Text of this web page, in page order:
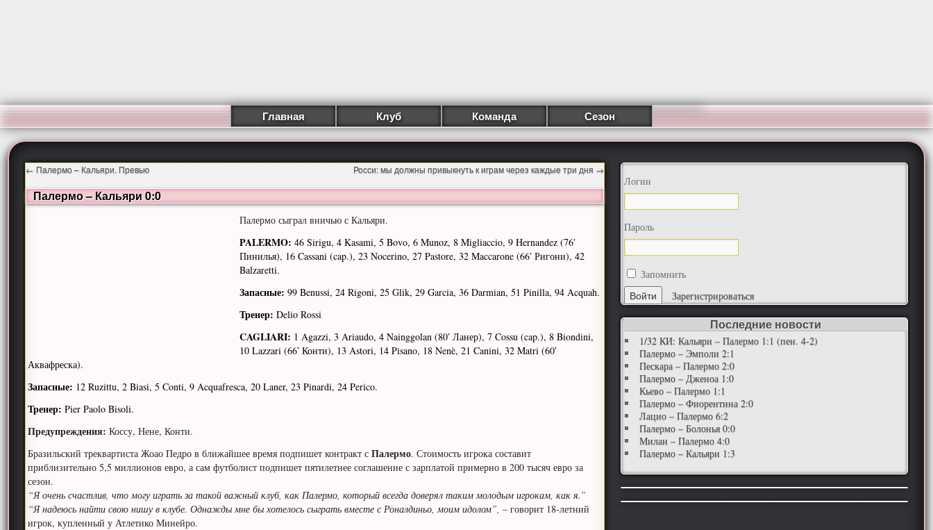
Главная Клуб Команда Сезон
← Палермо – Кальяри. Превью Росси: мы должны привыкнуть к играм через каждые три дня →
Палермо – Кальяри 0:0
Палермо сыграл вничью с Кальяри.
PALERMO: 46 Sirigu, 4 Kasami, 5 Bovo, 6 Munoz, 8 Migliaccio, 9 Hernandez (76′
Пинилья), 16 Cassani (cap.), 23 Nocerino, 27 Pastore, 32 Maccarone (66′ Ригони), 42
Balzaretti.
Запасные: 99 Benussi, 24 Rigoni, 25 Glik, 29 Garcia, 36 Darmian, 51 Pinilla, 94 Acquah.
Тренер: Delio Rossi
CAGLIARI: 1 Agazzi, 3 Ariaudo, 4 Nainggolan (80′ Ланер), 7 Cossu (cap.), 8 Biondini,
10 Lazzari (66′ Конти), 13 Astori, 14 Pisano, 18 Nenè, 21 Canini, 32 Matri (60′
Аквафреска).
Запасные: 12 Ruzittu, 2 Biasi, 5 Conti, 9 Acquafresca, 20 Laner, 23 Pinardi, 24 Perico.
Тренер: Pier Paolo Bisoli.
Предупреждения: Коссу, Нене, Конти.
Бразильский треквартиста Жоао Педро в ближайшее время подпишет контракт сПалермо. Стоимость игрока составит
приблизительно 5,5 миллионов евро, а сам футболист подпишет пятилетнее соглашение с зарплатой примерно в 200 тысяч евро за
сезон.
“Я очень счастлив, что могу играть за такой важный клуб, как Палермо, который всегда доверял таким молодым игрокам, как я.”
“Я надеюсь найти свою нишу в клубе. Однажды мне бы хотелось сыграть вместе с Роналдиньо, моим идолом”, – говорит 18-летний
игрок, купленный у Атлетико Минейро.
Логин
Пароль
Запомнить
Зарегистрироваться
Последние новости
1/32 КИ: Кальяри – Палермо 1:1 (пен. 4-2)
Палермо – Эмполи 2:1
Пескара – Палермо 2:0
Палермо – Дженоа 1:0
Кьево – Палермо 1:1
Палермо – Фиорентина 2:0
Лацио – Палермо 6:2
Палермо – Болонья 0:0
Милан – Палермо 4:0
Палермо – Кальяри 1:3